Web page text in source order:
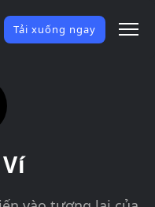
Tải xuống ngay